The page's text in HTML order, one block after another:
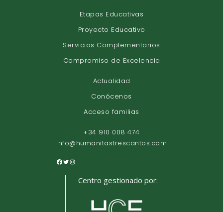
Etapas Educativas
Proyecto Educativo
Servicios Complementarios
Compromiso de Excelencia
Actualidad
Conócenos
Acceso familias
+34 910 008 474
info@humanitastrescantos.com
Centro gestionado por: